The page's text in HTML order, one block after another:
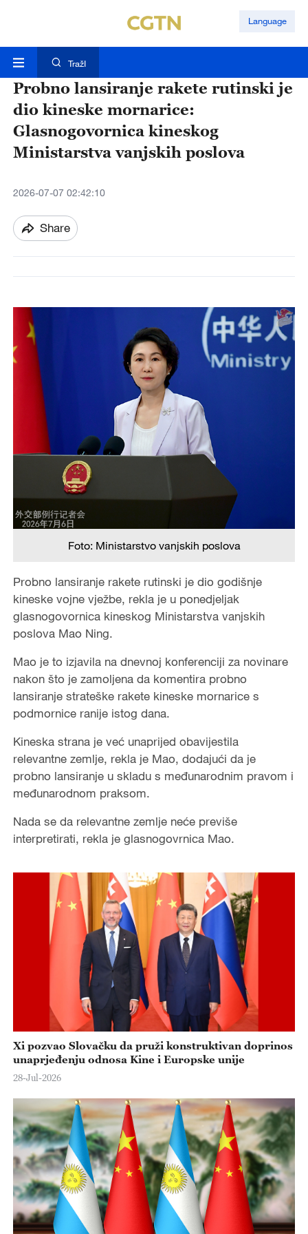
Language
TražI
Probno lansiranje rakete rutinski je
dio kineske mornarice:
Glasnogovornica kineskog
Ministarstva vanjskih poslova
2026-07-07 02:42:10
Share
Foto: Ministarstvo vanjskih poslova
Probno lansiranje rakete rutinski je dio godišnje
kineske vojne vježbe, rekla je u ponedjeljak
glasnogovornica kineskog Ministarstva vanjskih
poslova Mao Ning.
Mao je to izjavila na dnevnoj konferenciji za novinare
nakon što je zamoljena da komentira probno
lansiranje strateške rakete kineske mornarice s
podmornice ranije istog dana.
Kineska strana je već unaprijed obavijestila
relevantne zemlje, rekla je Mao, dodajući da je
probno lansiranje u skladu s međunarodnim pravom i
međunarodnom praksom.
Nada se da relevantne zemlje neće previše
interpretirati, rekla je glasnogovrnica Mao.
Xi pozvao Slovačku da pruži konstruktivan doprinos
unaprjeđenju odnosa Kine i Europske unije
28-Jul-2026